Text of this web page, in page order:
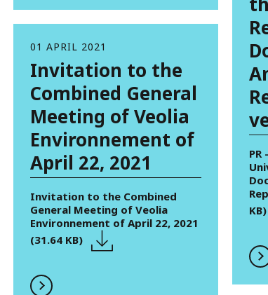
KB)
01 APRIL 2021
Invitation to the
Combined General
Meeting of Veolia
Environnement of
April 22, 2021
Invitation to the Combined
General Meeting of Veolia
Environnement of April 22, 2021
(31.64 KB)